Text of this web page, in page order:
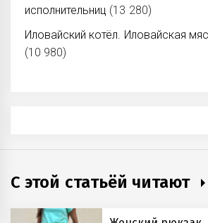
исполнительниц (13 280)
Иловайский котёл. Иловайская
(10 980)
С этой статьёй читают